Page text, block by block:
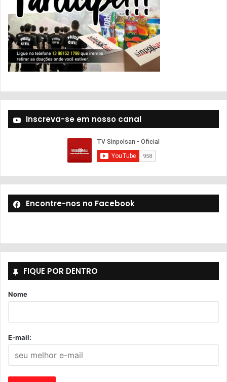
Inscreva-se em nosso canal
Encontre-nos no Facebook
FIQUE POR DENTRO
Nome
E-mail: